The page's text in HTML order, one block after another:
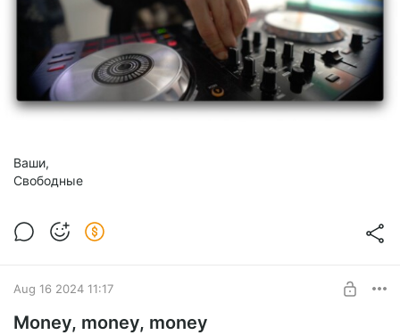
Ваши,
Свободные
Aug 16 2024 11:17
Money, money, money